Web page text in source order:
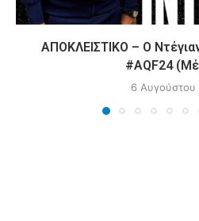
ΑΠΟΚΛΕΙΣΤΙΚΟ – Ο
#AQF24
6 Αυγούστου